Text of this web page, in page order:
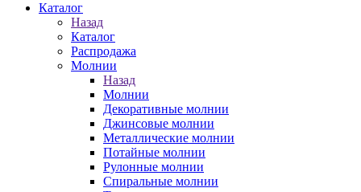
Каталог
Назад
Каталог
Распродажа
Молнии
Назад
Молнии
Декоративные молнии
Джинсовые молнии
Металлические молнии
Потайные молнии
Рулонные молнии
Спиральные молнии